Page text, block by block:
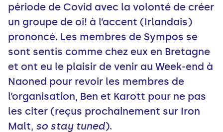
période de Covid avec la volonté de créer
un groupe de oi! à l’accent (Irlandais)
prononcé. Les membres de Sympos se
sont sentis comme chez eux en Bretagne
et ont eu le plaisir de venir au Week-end à
Naoned pour revoir les membres de
l’organisation, Ben et Karott pour ne pas
les citer (reçus prochainement sur Iron
Malt, so stay tuned).